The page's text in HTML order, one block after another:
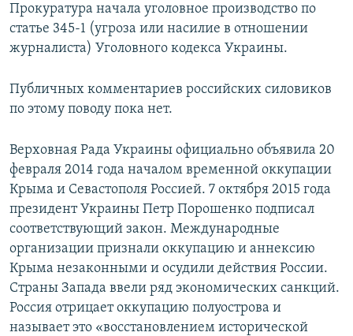
Прокуратура начала уголовное производство по
статье 345-1 (угроза или насилие в отношении
журналиста) Уголовного кодекса Украины.
Публичных комментариев российских силовиков
по этому поводу пока нет.
Верховная Рада Украины официально объявила 20
февраля 2014 года началом временной оккупации
Крыма и Севастополя Россией. 7 октября 2015 года
президент Украины Петр Порошенко подписал
соответствующий закон. Международные
организации признали оккупацию и аннексию
Крыма незаконными и осудили действия России.
Страны Запада ввели ряд экономических санкций.
Россия отрицает оккупацию полуострова и
называет это «восстановлением исторической